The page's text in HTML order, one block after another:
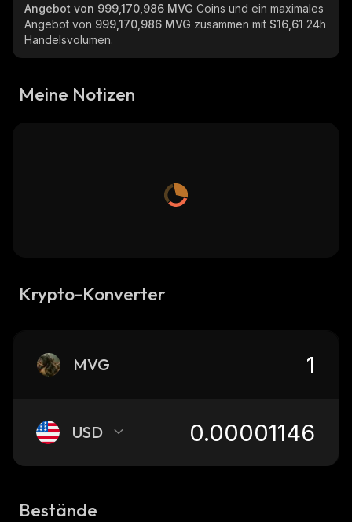
Angebot von 999,170,986 MVG Coins und ein maximales
Angebot von 999,170,986 MVG zusammen mit $16,61 24h
Handelsvolumen.
Meine Notizen
Krypto-Konverter
MVG
USD
Bestände